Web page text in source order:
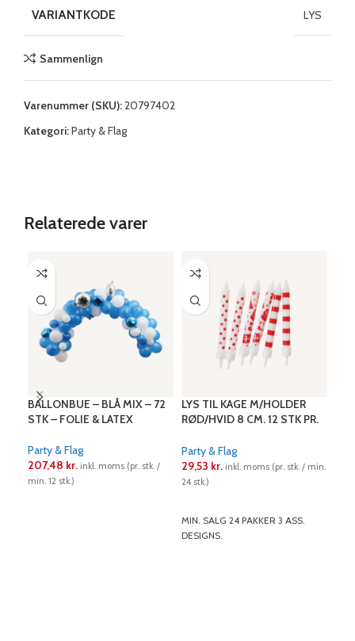
VARIANTKODE LYS
Sammenlign
Varenummer (SKU):20797402
Kategori:Party & Flag
Relaterede varer
BALLONBUE – BLÅ MIX – 72
STK – FOLIE & LATEX
Party & Flag
207,48 kr. inkl. moms (pr. stk. /
min. 12 stk.)
LYS TIL KAGE M/HOLDER
RØD/HVID 8 CM. 12 STK PR.
Party & Flag
29,53 kr. inkl. moms (pr. stk. / min.
24 stk.)
MIN. SALG 24 PAKKER 3 ASS.
DESIGNS.